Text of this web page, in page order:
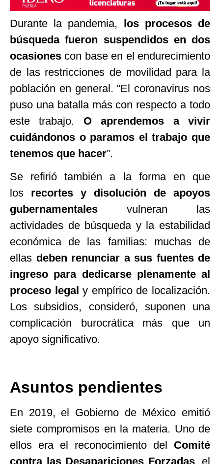
Durante la pandemia, los procesos de
búsqueda fueron suspendidos en dos
ocasiones con base en el endurecimiento
de las restricciones de movilidad para la
población en general.“El coronavirus nos
puso una batalla más con respecto a todo
este trabajo. O aprendemos a vivir
cuidándonos o paramos el trabajo que
tenemos que hacer”.
Se refirió también a la forma en que
los recortes y disolución de apoyos
gubernamentales vulneran las
actividades de búsqueda y la estabilidad
económica de las familias: muchas de
ellas deben renunciar a sus fuentes de
ingreso para dedicarse plenamente al
proceso legal y empírico de localización.
Los subsidios, consideró, suponen una
complicación burocrática más que un
apoyo significativo.
Asuntos pendientes
En 2019, el Gobierno de México emitió
siete compromisos en la materia. Uno de
ellos era el reconocimiento del Comité
contra las Desapariciones Forzadas, el